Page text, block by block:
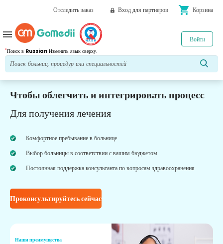
Отследить заказ Вход для партнеров shopping_cart Корзина
*Поиск в Russian Изменить язык сверху.
Войти
menu
Чтобы облегчить и интегрировать процесс
Для получения лечения
Комфортное пребывание в больнице
Выбор больницы в соответствии с вашим бюджетом
Постоянная поддержка консультанта по вопросам здравоохранения
Проконсультируйтесь сейчас
Наши преимущества